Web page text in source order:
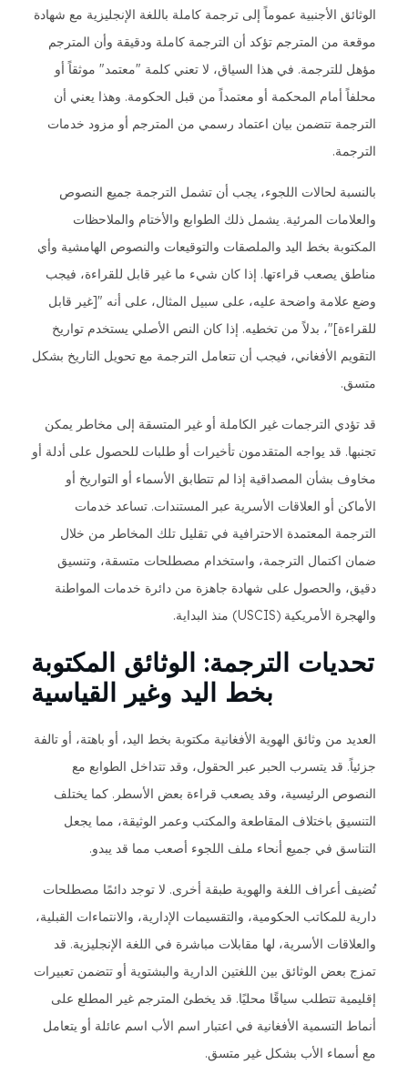
الوثائق الأجنبية عموماً إلى ترجمة كاملة باللغة الإنجليزية مع شهادة
موقعة من المترجم تؤكد أن الترجمة كاملة ودقيقة وأن المترجم
مؤهل للترجمة. في هذا السياق، لا تعني كلمة "معتمد" موثقاً أو
محلفاً أمام المحكمة أو معتمداً من قبل الحكومة. وهذا يعني أن
الترجمة تتضمن بيان اعتماد رسمي من المترجم أو مزود خدمات
الترجمة.
بالنسبة لحالات اللجوء، يجب أن تشمل الترجمة جميع النصوص
والعلامات المرئية. يشمل ذلك الطوابع والأختام والملاحظات
المكتوبة بخط اليد والملصقات والتوقيعات والنصوص الهامشية وأي
مناطق يصعب قراءتها. إذا كان شيء ما غير قابل للقراءة، فيجب
وضع علامة واضحة عليه، على سبيل المثال، على أنه "[غير قابل
للقراءة]"، بدلاً من تخطيه. إذا كان النص الأصلي يستخدم تواريخ
التقويم الأفغاني، فيجب أن تتعامل الترجمة مع تحويل التاريخ بشكل
متسق.
قد تؤدي الترجمات غير الكاملة أو غير المتسقة إلى مخاطر يمكن
تجنبها. قد يواجه المتقدمون تأخيرات أو طلبات للحصول على أدلة أو
مخاوف بشأن المصداقية إذا لم تتطابق الأسماء أو التواريخ أو
الأماكن أو العلاقات الأسرية عبر المستندات. تساعد خدمات
الترجمة المعتمدة الاحترافية في تقليل تلك المخاطر من خلال
ضمان اكتمال الترجمة، واستخدام مصطلحات متسقة، وتنسيق
دقيق، والحصول على شهادة جاهزة من دائرة خدمات المواطنة
والهجرة الأمريكية (USCIS) منذ البداية.
تحديات الترجمة: الوثائق المكتوبة
بخط اليد وغير القياسية
العديد من وثائق الهوية الأفغانية مكتوبة بخط اليد، أو باهتة، أو تالفة
جزئياً. قد يتسرب الحبر عبر الحقول، وقد تتداخل الطوابع مع
النصوص الرئيسية، وقد يصعب قراءة بعض الأسطر. كما يختلف
التنسيق باختلاف المقاطعة والمكتب وعمر الوثيقة، مما يجعل
التناسق في جميع أنحاء ملف اللجوء أصعب مما قد يبدو.
تُضيف أعراف اللغة والهوية طبقة أخرى. لا توجد دائمًا مصطلحات
دارية للمكاتب الحكومية، والتقسيمات الإدارية، والانتماءات القبلية،
والعلاقات الأسرية، لها مقابلات مباشرة في اللغة الإنجليزية. قد
تمزج بعض الوثائق بين اللغتين الدارية والبشتوية أو تتضمن تعبيرات
إقليمية تتطلب سياقًا محليًا. قد يخطئ المترجم غير المطلع على
أنماط التسمية الأفغانية في اعتبار اسم الأب اسم عائلة أو يتعامل
مع أسماء الأب بشكل غير متسق.